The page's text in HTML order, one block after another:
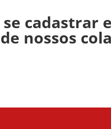
cadastrar
nossos